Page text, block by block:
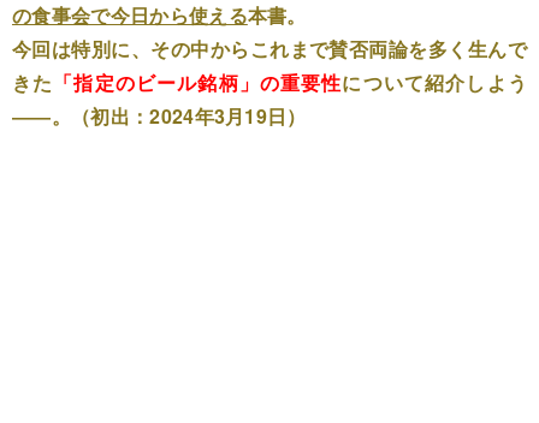
の食事会で今日から使える本書。
今回は特別に、その中からこれまで賛否両論を多く生んで
きた 「指定のビール銘柄」の重要性について紹介しよう
――。（初出：2024年3月19日）